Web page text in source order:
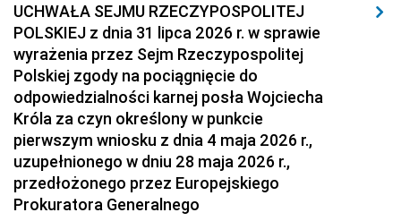
UCHWAŁA SEJMU RZECZYPOSPOLITEJ
POLSKIEJ z dnia 31 lipca 2026 r. w sprawie
wyrażenia przez Sejm Rzeczypospolitej
Polskiej zgody na pociągnięcie do
odpowiedzialności karnej posła Wojciecha
Króla za czyn określony w punkcie
pierwszym wniosku z dnia 4 maja 2026 r.,
uzupełnionego w dniu 28 maja 2026 r.,
przedłożonego przez Europejskiego
Prokuratora Generalnego